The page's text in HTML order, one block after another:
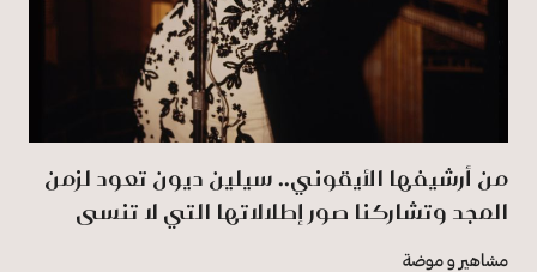
من أرشيفها الأيقوني.. سيلين ديون تعود لزمن
المجد وتشاركنا صور إطلالاتها التي لا تنسى
مشاهير و موضة